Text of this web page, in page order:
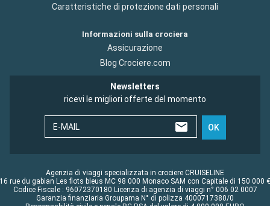
Caratteristiche di protezione dati personali
Informazioni sulla crociera
Assicurazione
Blog Crociere.com
Newsletters
ricevi le migliori offerte del momento
E-MAIL OK
Agenzia di viaggi specializzata in crociere CRUISELINE
16 rue du gabian Les flots bleus MC 98 000 Monaco SAM con Capitale di 150 000 €
Codice Fiscale : 96072370180 Licenza di agenzia di viaggi n° 006 02 0007
Garanzia finanziaria Groupama N° di polizza 4000717380/0